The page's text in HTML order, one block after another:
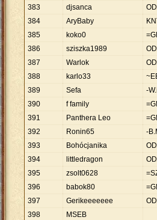
383
djsanca
384
AryBaby
385
koko0
386
sziszka1989
387
Warlok
388
karlo33
389
Sefa -
390
f family
391
Panthera Leo
392
Ronin65 -
393
Bohócjanika
394
littledragon
395
zsolt0628
396
babok80
397
Gerikeeeeeee
398
MSEB